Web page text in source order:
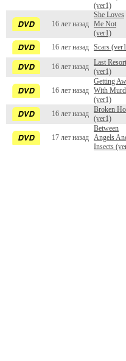
(ver1)
16 лет назад
She Loves
Me Not
(ver1)
16 лет назад Scars
16 лет назад
Last Resort
(ver1)
16 лет назад
Getting
With
(ver1)
16 лет назад
Broken
(ver1)
17 лет назад
Between
Angels
Insects